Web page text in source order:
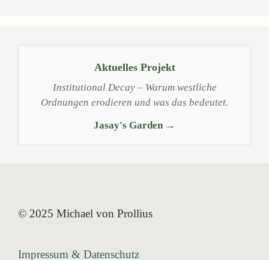
Aktuelles Projekt
Institutional Decay – Warum westliche
Ordnungen erodieren und was das bedeutet.
Jasay's Garden →
© 2025 Michael von Prollius
Impressum & Datenschutz